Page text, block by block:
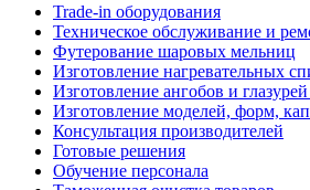
Trade-in оборудования
Техническое обслуживание и
Футерование шаровых мельниц
Изготовление нагревательных
Изготовление ангобов и глазурей
Изготовление моделей, форм,
Консультация производителей
Готовые решения
Обучение персонала